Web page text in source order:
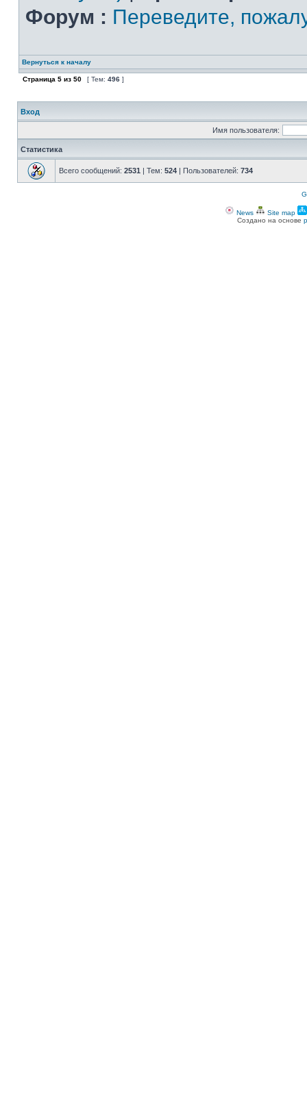
Форум : Переведите,
Вернуться к началу
Страница 5 из 50 [ Тем: 496 ]
Вход
Имя пользователя:
Статистика
Всего сообщений: 2531 | Тем: 524 | Пользователей: 734
News Site map
Создано на основе